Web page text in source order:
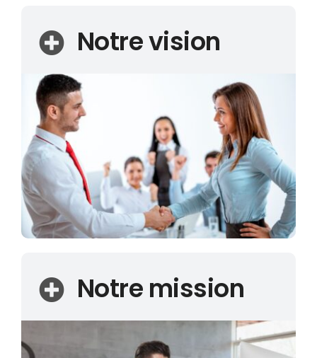
Notre vision
Notre mission